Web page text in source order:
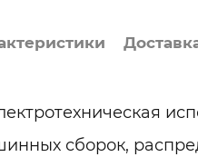
сборок,